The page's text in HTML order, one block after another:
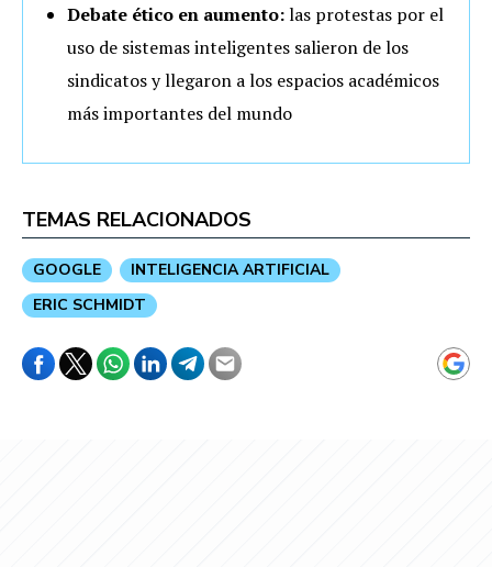
Debate ético en aumento:las protestas por el
uso de sistemas inteligentes salieron de los
sindicatos y llegaron a los espacios académicos
más importantes del mundo
TEMAS RELACIONADOS
GOOGLE
INTELIGENCIA ARTIFICIAL
ERIC SCHMIDT